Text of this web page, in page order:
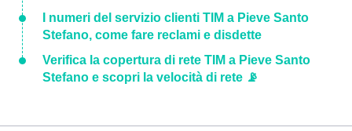
I numeri del servizio clienti TIM a Pieve Santo
Stefano, come fare reclami e disdette
Verifica la copertura di rete TIM a Pieve Santo
Stefano e scopri la velocità di rete 📡